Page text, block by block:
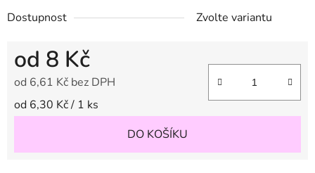
Dostupnost Zvolte variantu
od 8 Kč
od 6,61 Kč bez DPH
Měrná cena:
od 6,30 Kč / 1 ks
DO KOŠÍKU